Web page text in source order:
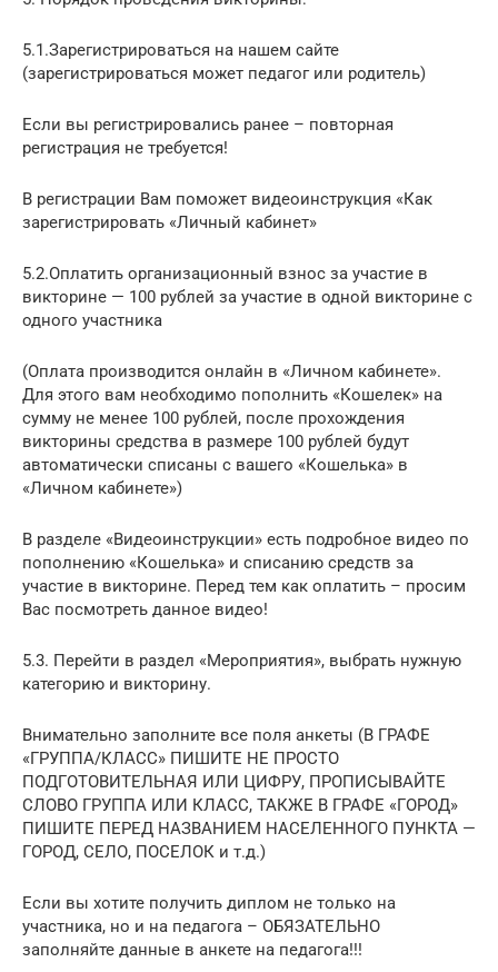
5.1.Зарегистрироваться на нашем сайте
(зарегистрироваться может педагог или родитель)
Если вы регистрировались ранее – повторная
регистрация не требуется!
В регистрации Вам поможет видеоинструкция «Как
зарегистрировать «Личный кабинет»
5.2.Оплатить организационный взнос за участие в
викторине — 100 рублей за участие в одной викторине с
одного участника
(Оплата производится онлайн в «Личном кабинете».
Для этого вам необходимо пополнить «Кошелек» на
сумму не менее 100 рублей, после прохождения
викторины средства в размере 100 рублей будут
автоматически списаны с вашего «Кошелька» в
«Личном кабинете»)
В разделе «Видеоинструкции» есть подробное видео по
пополнению «Кошелька» и списанию средств за
участие в викторине. Перед тем как оплатить – просим
Вас посмотреть данное видео!
5.3. Перейти в раздел «Мероприятия», выбрать нужную
категорию и викторину.
Внимательно заполните все поля анкеты (В ГРАФЕ
«ГРУППА/КЛАСС» ПИШИТЕ НЕ ПРОСТО
ПОДГОТОВИТЕЛЬНАЯ ИЛИ ЦИФРУ, ПРОПИСЫВАЙТЕ
СЛОВО ГРУППА ИЛИ КЛАСС, ТАКЖЕ В ГРАФЕ «ГОРОД»
ПИШИТЕ ПЕРЕД НАЗВАНИЕМ НАСЕЛЕННОГО ПУНКТА —
ГОРОД, СЕЛО, ПОСЕЛОК и т.д.)
Если вы хотите получить диплом не только на
участника, но и на педагога – ОБЯЗАТЕЛЬНО
заполняйте данные в анкете на педагога!!!